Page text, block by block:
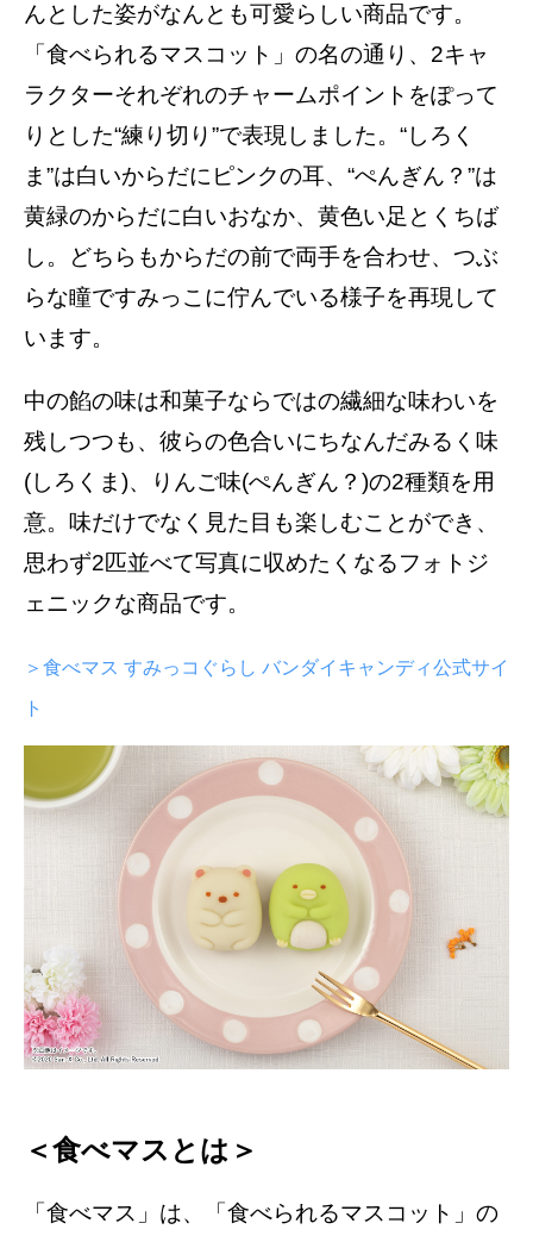
んとした姿がなんとも可愛らしい商品です。
「食べられるマスコット」の名の通り、2キャ
ラクターそれぞれのチャームポイントをぽって
りとした“練り切り”で表現しました。“しろく
ま”は白いからだにピンクの耳、“ぺんぎん？”は
黄緑のからだに白いおなか、黄色い足とくちば
し。どちらもからだの前で両手を合わせ、つぶ
らな瞳ですみっこに佇んでいる様子を再現して
います。
中の餡の味は和菓子ならではの繊細な味わいを
残しつつも、彼らの色合いにちなんだみるく味
(しろくま)、りんご味(ぺんぎん？)の2種類を用
意。味だけでなく見た目も楽しむことができ、
思わず2匹並べて写真に収めたくなるフォトジ
ェニックな商品です。
＞食べマス すみっコぐらし バンダイキャンディ公式サイ
ト
＜食べマスとは＞
「食べマス」は、「食べられるマスコット」の